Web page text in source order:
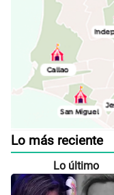
Lo más reciente
Lo último